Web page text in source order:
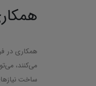
همکاری در
می‌کنند،
ساخت